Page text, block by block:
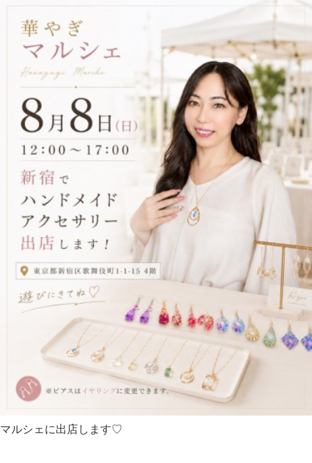
マルシェに出店します♡